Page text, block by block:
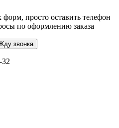
просто оставить телефон
по оформлению заказа